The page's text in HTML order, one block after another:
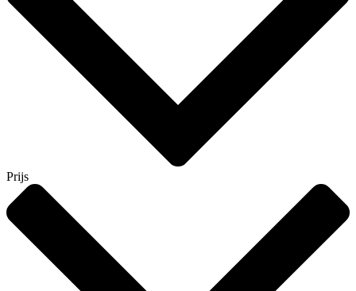
Prijs